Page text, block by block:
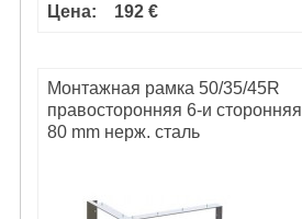
Цена: 192 €
Монтажная рамка 50/35/45R
правосторонняя 6-и сторонняя
80 mm нерж. сталь